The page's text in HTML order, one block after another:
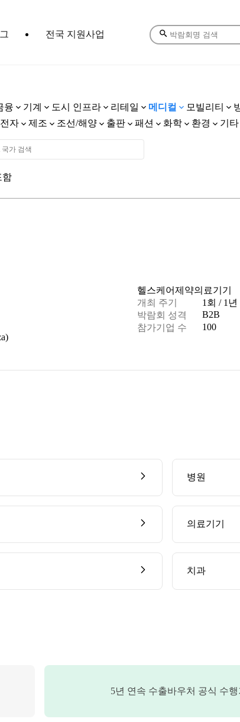
전국 지원사업
융 기계 도시 인프라 리테일 메디컬 모빌리티
전자 제조 조선/해양 출판 패션 화학 환경 기타
함
헬스케어제약의료기기
개최 주기
1회 / 1년
박람회 성격
B2B
참가기업 수
100
병원
의료기기
치과
5년 연속 수출바우처 공식 수